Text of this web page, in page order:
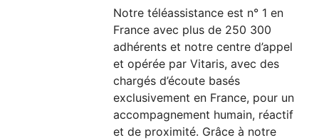
Notre téléassistance est n° 1 en
France avec plus de 250 300
adhérents et notre centre d’appel
et opérée par Vitaris, avec des
chargés d’écoute basés
exclusivement en France, pour un
accompagnement humain, réactif
et de proximité. Grâce à notre